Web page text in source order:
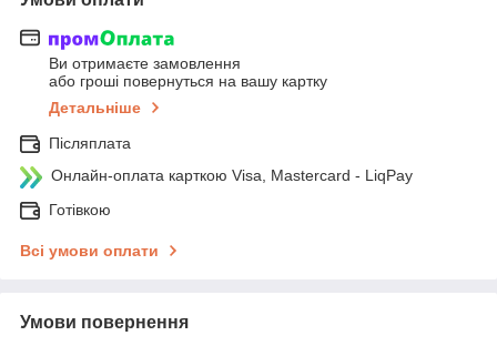
Ви отримаєте замовлення
або гроші повернуться на вашу картку
Детальніше
Післяплата
Онлайн-оплата карткою Visa, Mastercard - LiqPay
Готівкою
Всі умови оплати
Умови повернення